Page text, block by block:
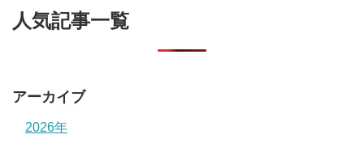
人気記事一覧
アーカイブ
2026年